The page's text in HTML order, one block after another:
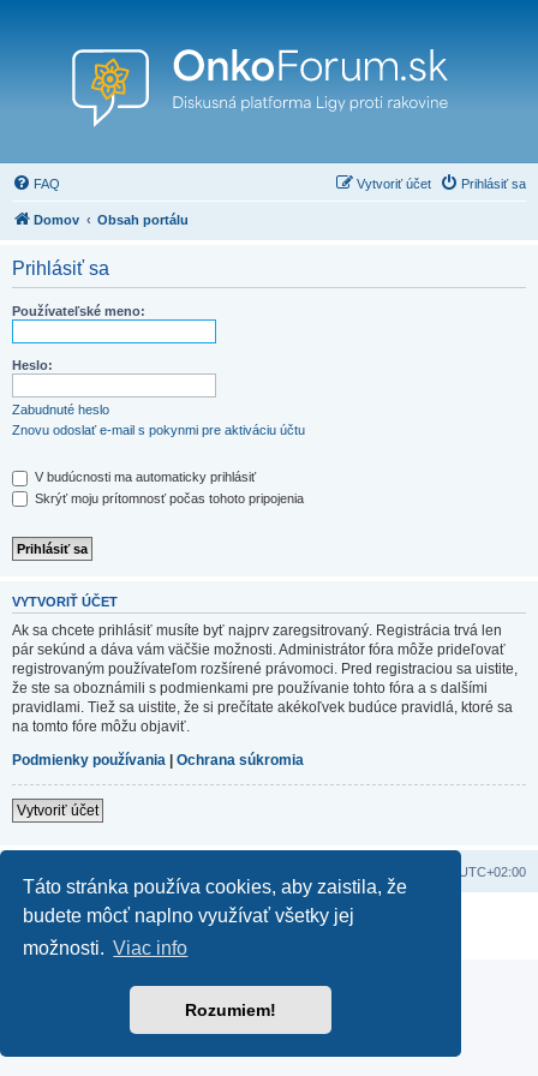
Táto stránka používa cookies, aby zaistila, že
budete môcť naplno využívať všetky jej
možnosti. Viac info
Rozumiem!
FAQ Prihlásiť sa
Vytvoriť účet
Domov Obsah portálu
Prihlásiť sa
Používateľské meno:
Heslo:
Zabudnuté heslo
Znovu odoslať e-mail s pokynmi pre aktiváciu účtu
V budúcnosti ma automaticky prihlásiť
Skrýť moju prítomnosť počas tohoto pripojenia
VYTVORIŤ ÚČET
Ak sa chcete prihlásiť musíte byť najprv zaregsitrovaný. Registrácia trvá len
pár sekúnd a dáva vám väčšie možnosti. Administrátor fóra môže prideľovať
registrovaným používateľom rozšírené právomoci. Pred registraciou sa uistite,
že ste sa oboznámili s podmienkami pre používanie tohto fóra a s dalšími
pravidlami. Tiež sa uistite, že si prečítate akékoľvek budúce pravidlá, ktoré sa
na tomto fóre môžu objaviť.
Podmienky používania | Ochrana súkromia
Vytvoriť účet
UTC+02:00
Založené naphpBB® Forum Software © phpBB Limited